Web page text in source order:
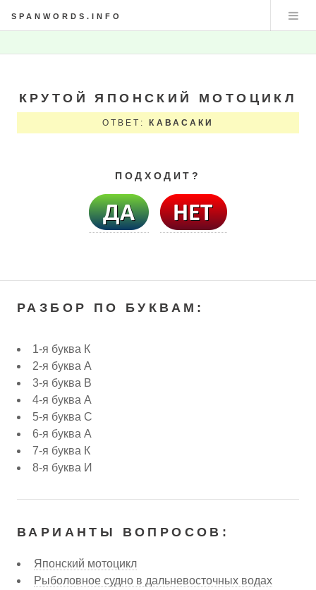
SPANWORDS.INFO
КРУТОЙ ЯПОНСКИЙ МОТОЦИКЛ
ОТВЕТ: КАВАСАКИ
ПОДХОДИТ?
РАЗБОР ПО БУКВАМ:
1-я буква К
2-я буква А
3-я буква В
4-я буква А
5-я буква С
6-я буква А
7-я буква К
8-я буква И
ВАРИАНТЫ ВОПРОСОВ:
Японский мотоцикл
Рыболовное судно в дальневосточных водах